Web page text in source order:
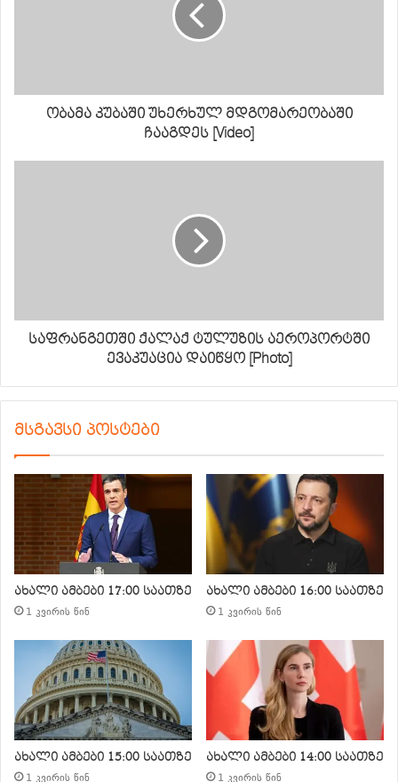
ობამა კუბაში უხერხულ მდგომარეობაში
ჩააგდეს [Video]
საფრანგეთში ქალაქ ტულუზის აეროპორტში
ევაკუაცია დაიწყო [Photo]
მსგავსი პოსტები
ახალი ამბები 17:00 საათზე
1 კვირის წინ
ახალი ამბები 16:00 საათზე
1 კვირის წინ
ახალი ამბები 15:00 საათზე
1 კვირის წინ
ახალი ამბები 14:00 საათზე
1 კვირის წინ